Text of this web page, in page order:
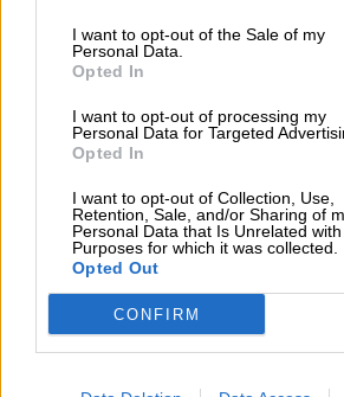
I want to opt-out of the Sale of my
Personal Data.
Opted In
I want to opt-out of processing my
Personal Data for Targeted
Opted In
I want to opt-out of Collection, Use,
Retention, Sale, and/or Sharing of
Personal Data that Is Unrelated
Purposes for which it was collected.
Opted Out
CONFIRM
Salvemos el Suelo, un
mundial para salvar el